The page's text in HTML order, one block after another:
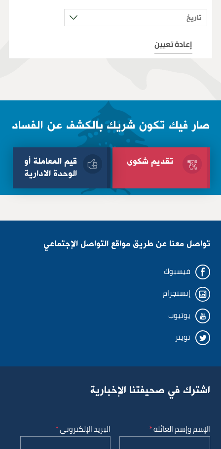
صار فيك تكون شريك بالكشف عن الفساد
تقديم شكوى
قيم المعاملة أو
الوحدة الادارية
البريد الإلكتروني
رقم الهاتف
الإدارة
البريد الإلكتروني
رقم الهاتف
المؤسسة أو المعاملة
شارك خبرتك في المعاملة
سيئة جيدة
تواصل معنا عن طريق مواقع التواصل الإجتماعي
فيسبوك
إنستجرام
يوتيوب
تويتر
اشترك في صحيفتنا الإخبارية
الإسم وإسم العائلة البريد الإلكتروني